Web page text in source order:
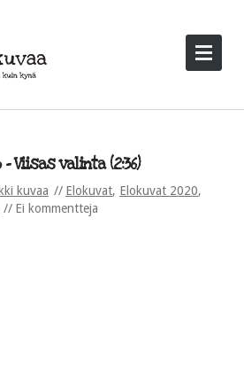
Viisas valinta (2:36)
kuvaa Elokuvat, Elokuvat 2020,
Ei kommentteja